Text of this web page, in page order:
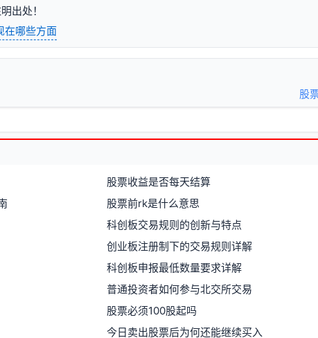
出处！
在哪些方面
股
股票收益是否每天结算
股票前rk是什么意思
科创板交易规则的创新与特点
创业板注册制下的交易规则详解
科创板申报最低数量要求详解
普通投资者如何参与北交所交易
股票必须100股起吗
今日卖出股票后为何还能继续买入